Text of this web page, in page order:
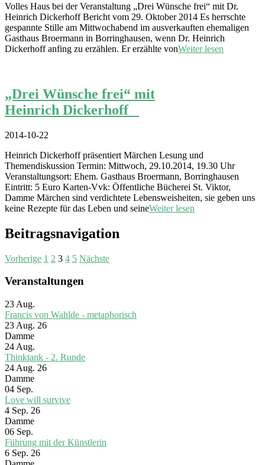
Volles Haus bei der Veranstaltung „Drei Wünsche frei“ mit Dr.
Heinrich Dickerhoff Bericht vom 29. Oktober 2014 Es herrschte
gespannte Stille am Mittwochabend im ausverkauften ehemaligen
Gasthaus Broermann in Borringhausen, wenn Dr. Heinrich
Dickerhoff anfing zu erzählen. Er erzählte vonWeiter lesen
„Drei Wünsche frei“ mit
Heinrich Dickerhoff
2014-10-22
Heinrich Dickerhoff präsentiert Märchen Lesung und
Themendiskussion Termin: Mittwoch, 29.10.2014, 19.30 Uhr
Veranstaltungsort: Ehem. Gasthaus Broermann, Borringhausen
Eintritt: 5 Euro Karten-Vvk: Öffentliche Bücherei St. Viktor,
Damme Märchen sind verdichtete Lebensweisheiten, sie geben uns
keine Rezepte für das Leben und seineWeiter lesen
Beitragsnavigation
Vorherige 1 2 3 4 5 Nächste
Veranstaltungen
23 Aug.
Francis von Wahlde - metaphorisch
23 Aug. 26
Damme
24 Aug.
Thinktank - 2. Runde
24 Aug. 26
Damme
04 Sep.
Love will survive
4 Sep. 26
Damme
06 Sep.
Führung mit der Künstlerin
6 Sep. 26